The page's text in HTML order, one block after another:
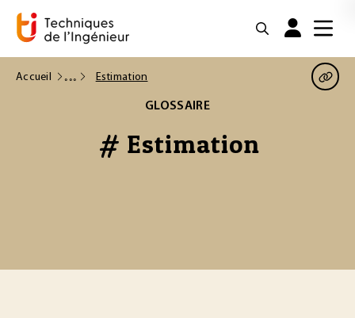
Accueil Estimation
GLOSSAIRE
# Estimation